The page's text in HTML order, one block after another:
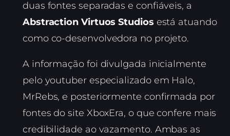
duas fontes separadas e confiáveis, a
Abstraction Virtuos Studios está atuando
como co-desenvolvedora no projeto.
A informação foi divulgada inicialmente
pelo youtuber especializado em Halo,
MrRebs, e posteriormente confirmada por
fontes do site XboxEra, o que confere mais
credibilidade ao vazamento. Ambas as